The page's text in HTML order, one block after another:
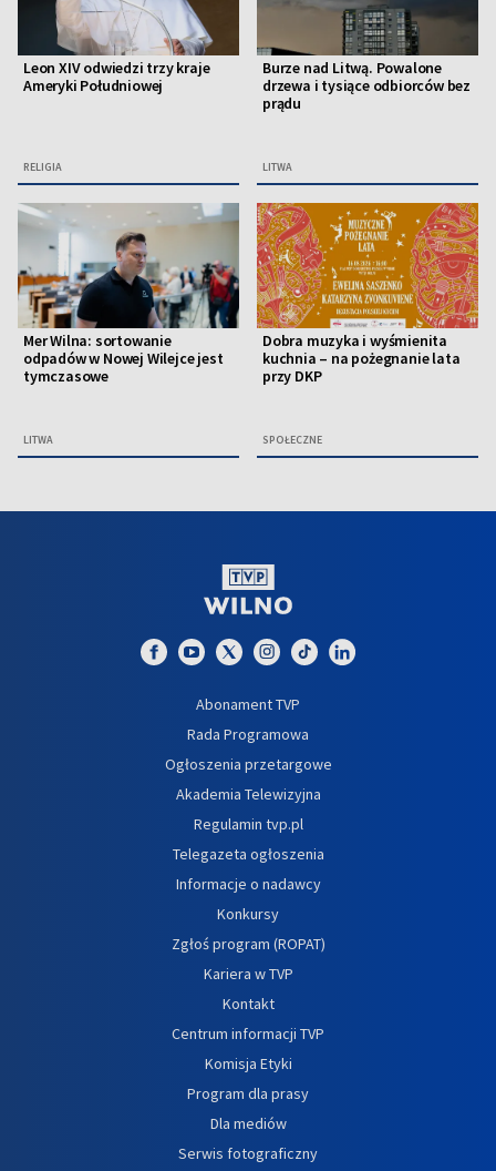
Leon XIV odwiedzi trzy kraje
Ameryki Południowej
RELIGIA
Burze nad Litwą. Powalone
drzewa i tysiące odbiorców bez
prądu
LITWA
Mer Wilna: sortowanie
odpadów w Nowej Wilejce jest
tymczasowe
LITWA
Dobra muzyka i wyśmienita
kuchnia – na pożegnanie lata
przy DKP
SPOŁECZNE
Abonament TVP
Rada Programowa
Ogłoszenia przetargowe
Akademia Telewizyjna
Regulamin tvp.pl
Telegazeta ogłoszenia
Informacje o nadawcy
Konkursy
Zgłoś program (ROPAT)
Kariera w TVP
Kontakt
Centrum informacji TVP
Komisja Etyki
Program dla prasy
Dla mediów
Serwis fotograficzny